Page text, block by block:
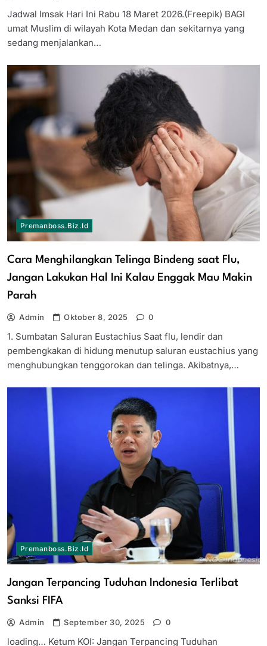
Jadwal Imsak Hari Ini Rabu 18 Maret 2026.(Freepik) BAGI
umat Muslim di wilayah Kota Medan dan sekitarnya yang
sedang menjalankan…
Premanboss.biz.id
Cara Menghilangkan Telinga Bindeng saat Flu,
Jangan Lakukan Hal Ini Kalau Enggak Mau Makin
Parah
Admin Oktober 8, 2025 0
1. Sumbatan Saluran Eustachius Saat flu, lendir dan
pembengkakan di hidung menutup saluran eustachius yang
menghubungkan tenggorokan dan telinga. Akibatnya,…
Premanboss.biz.id
Jangan Terpancing Tuduhan Indonesia Terlibat
Sanksi FIFA
Admin September 30, 2025 0
loading… Ketum KOI: Jangan Terpancing Tuduhan